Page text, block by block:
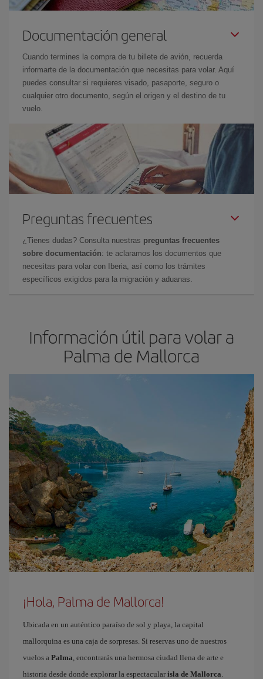
Documentación general
Cuando termines la compra de tu billete de avión, recuerda
informarte de la documentación que necesitas para volar. Aquí
puedes consultar si requieres visado, pasaporte, seguro o
cualquier otro documento, según el origen y el destino de tu
vuelo.
Preguntas frecuentes
¿Tienes dudas? Consulta nuestras preguntas frecuentes
sobre documentación: te aclaramos los documentos que
necesitas para volar con Iberia, así como los trámites
específicos exigidos para la migración y aduanas.
Información útil para volar a
Palma de Mallorca
¡Hola, Palma de Mallorca!
Ubicada en un auténtico paraíso de sol y playa, la capital
mallorquina es una caja de sorpresas. Si reservas uno de nuestros
vuelos a Palma, encontrarás una hermosa ciudad llena de arte e
historia desde donde explorar la espectacular isla de Mallorca.